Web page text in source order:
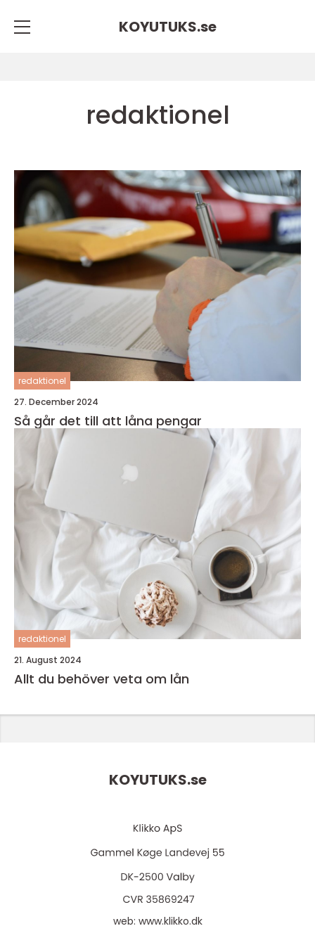
KOYUTUKS.se
redaktionel
redaktionel
27. December 2024
Så går det till att låna pengar
redaktionel
21. August 2024
Allt du behöver veta om lån
KOYUTUKS.se
web: www.klikko.dk